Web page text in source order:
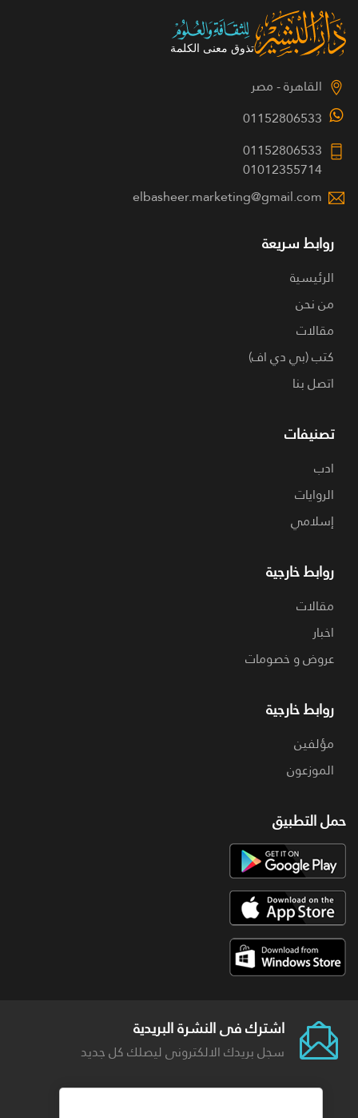
القاهرة - مصر
01152806533
01152806533
01012355714
elbasheer.marketing@gmail.com
روابط سريعة
الرئيسية
من نحن
مقالات
كتب (بي دي اف)
اتصل بنا
تصنيفات
ادب
الروايات
إسلامي
روابط خارجية
مقالات
اخبار
عروض و خصومات
روابط خارجية
مؤلفين
الموزعون
حمل التطبيق
اشترك فى النشرة البريدية
سجل بريدك الالكترونى ليصلك كل جديد